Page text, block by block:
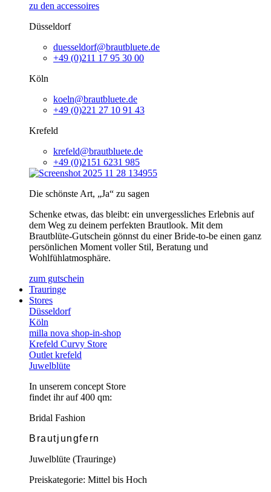
zu den accessoires
Düsseldorf
duesseldorf@brautbluete.de
+49 (0)211 17 95 30 00
Köln
koeln@brautbluete.de
+49 (0)221 27 10 91 43
Krefeld
krefeld@brautbluete.de
+49 (0)2151 6231 985
Die schönste Art, „Ja“ zu sagen
Schenke etwas, das bleibt: ein unvergessliches Erlebnis auf
dem Weg zu deinem perfekten Brautlook. Mit dem
Brautblüte-Gutschein gönnst du einer Bride-to-be einen ganz
persönlichen Moment voller Stil, Beratung und
Wohlfühlatmosphäre.
zum gutschein
Trauringe
Stores
Düsseldorf
Köln
milla nova shop-in-shop
Krefeld Curvy Store
Outlet krefeld
Juwelblüte
In unserem concept Store
findet ihr auf 400 qm:
Bridal Fashion
Brautjungfern
Juwelblüte (Trauringe)
Preiskategorie: Mittel bis Hoch